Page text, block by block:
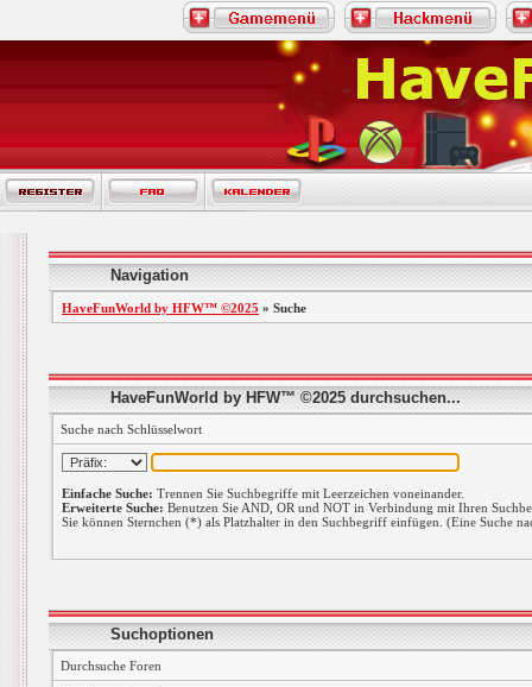
Navigation
HaveFunWorld by HFW™ ©2025 » Suche
HaveFunWorld by HFW™ ©2025 durchsuchen...
Suche nach Schlüsselwort
Einfache Suche: Trennen Sie Suchbegriffe mit Leerzeichen voneinander.
Erweiterte Suche: Benutzen Sie AND, OR und NOT in Verbindung mit Ihren
Sie können Sternchen (*) als Platzhalter in den Suchbegriff einfügen. (Eine Suche
Suchoptionen
Durchsuche Foren